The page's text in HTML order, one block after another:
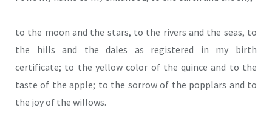
to the moon and the stars, to the rivers and the seas, to
the hills and the dales as registered in my birth
certificate; to the yellow color of the quince and to the
taste of the apple; to the sorrow of the popplars and to
the joy of the willows.